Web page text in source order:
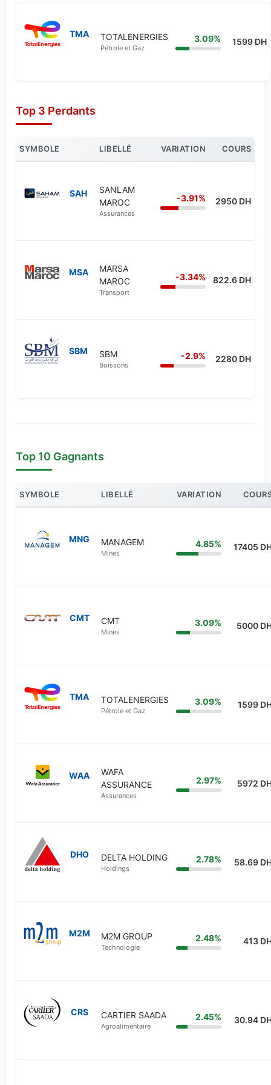
TMA TOTALENERGIES
Pétrole et Gaz
3.09% 1599 DH
Top 3 Perdants
SYMBOLE LIBELLÉ VARIATION COURS
SAH
SANLAM
MAROC
Assurances
-3.91% 2950 DH
MSA
MARSA
MAROC
Transport
-3.34% 822.6 DH
SBM SBM
Boissons
-2.9% 2280 DH
Top 10 Gagnants
SYMBOLE LIBELLÉ VARIATION
MNG MANAGEM
Mines
4.85% 17405
CMT CMT
Mines
3.09% 5000
TMA TOTALENERGIES
Pétrole et Gaz
3.09% 1599
WAA
WAFA
ASSURANCE
Assurances
2.97% 5972
DHO DELTA HOLDING
Holdings
2.78% 58.69
M2M M2M GROUP
Technologie
2.48% 413
CRS CARTIER SAADA
Agroalimentaire
2.45% 30.94